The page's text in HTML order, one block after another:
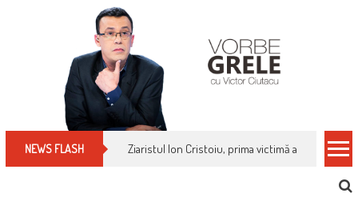
NEWS FLASH Ziaristul Ion Cristoiu, prima victimă a noi